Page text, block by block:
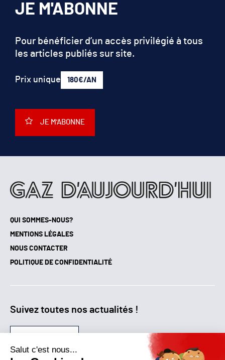
QUI SOMMES-NOUS?
MENTIONS LÉGALES
NOUS CONTACTER
POLITIQUE DE CONFIDENTIALITÉ
Suivez toutes nos actualités !
JE M'ABONNE
Pour bénéficier d’un accès privilégié à tous
les articles publiés sur site.
Prix unique 180€/AN
JE M'ABONNE